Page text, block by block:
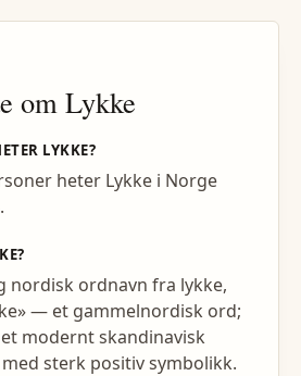
om Lykke
LYKKE?
heter Lykke i Norge
?
nordisk ordnavn fra lykke,
— et gammelnordisk ord;
modernt skandinavisk
sterk positiv symbolikk.